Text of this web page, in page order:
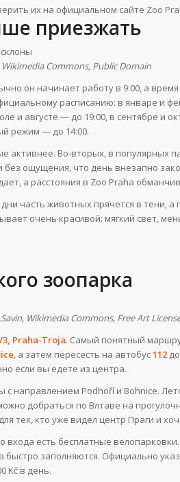
их на официальном сайте Zoo
приезжать
Commons, Public Domain
он начинает работу в 9:00, а
расписанию: в январе и
и августе — до 19:00, в сентябре и
режим — до 14:00.
активнее. Во-вторых, в популярных
ощущения, что день внезапно
а расстояния в Zoo Praha
часть животных прячется в тени, а
очень красивой: мягкий свет,
зоопарка
Wikimedia Commons, Free Art
3, Praha-Troja. Самый понятный
, а затем пересесть на автобус112
если вы едете из центра.
с направлением Podhoří и Bohnice.
добраться по Влтаве на
тех, кто уже видел центр Праги и
входа есть бесплатные
заполняются. Официально
Kč в день.